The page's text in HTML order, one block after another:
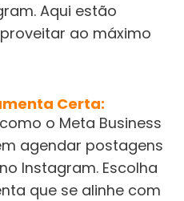
Aqui estão
ao máximo
Certa:
o Meta Business
agendar postagens
Instagram. Escolha
que se alinhe com